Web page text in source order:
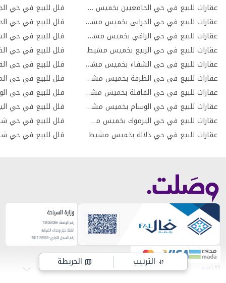
الترتيب الخريطة
عقارات للبيع في حي الجامعيين بخميس مشيط
عقارات للبيع في حي الحرابى بخميس مشيط
عقارات للبيع في حي الراقي بخميس مشيط
عقارات للبيع في حي الربيع بخميس مشيط
عقارات للبيع في حي الشفاء بخميس مشيط
عقارات للبيع في حي الظرفة بخميس مشيط
عقارات للبيع في حي القافلة بخميس مشيط
عقارات للبيع في حي الوسام بخميس مشيط
عقارات للبيع في حي اليرموك بخميس مشيط
عقارات للبيع في حي ذلالة بخميس مشيط
فلل للبيع في حي
فلل للبيع في حي
فلل للبيع في حي
فلل للبيع في حي
فلل للبيع في حي
فلل للبيع في حي
فلل للبيع في حي
فلل للبيع في حي
فلل للبيع في حي
النوع